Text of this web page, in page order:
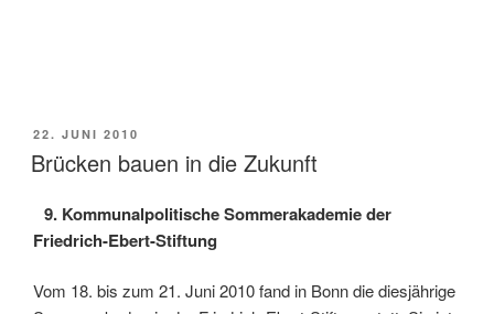
VERÖFFENTLICHT
AM
22. JUNI 2010
Brücken bauen in die Zukunft
9. Kommunalpolitische Sommerakademie der
Friedrich-Ebert-Stiftung
Vom 18. bis zum 21. Juni 2010 fand in Bonn die diesjährige